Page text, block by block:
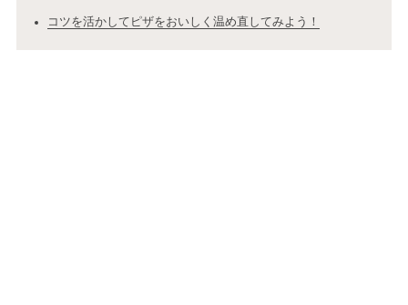
コツを活かしてピザをおいしく温め直してみよう！